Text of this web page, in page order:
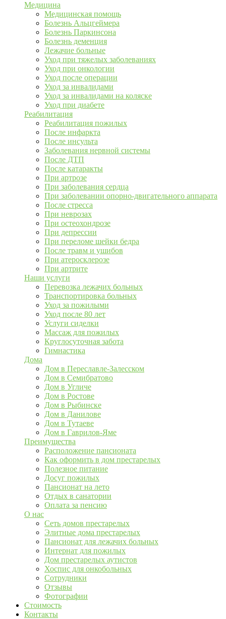
Медицина
Медицинская помощь
Болезнь Альцгеймера
Болезнь Паркинсона
Болезнь деменция
Лежачие больные
Уход при тяжелых заболеваниях
Уход при онкологии
Уход после операции
Уход за инвалидами
Уход за инвалидами на коляске
Уход при диабете
Реабилитация
Реабилитация пожилых
После инфаркта
После инсульта
Заболевания нервной системы
После ДТП
После катаракты
При артрозе
При заболевания сердца
При заболевании опорно-двигательного аппарата
После стресса
При неврозах
При остеохондрозе
При депрессии
При переломе шейки бедра
После травм и ушибов
При атеросклерозе
При артрите
Наши услуги
Перевозка лежачих больных
Транспортировка больных
Уход за пожилыми
Уход после 80 лет
Услуги сиделки
Массаж для пожилых
Круглосуточная забота
Гимнастика
Дома
Дом в Переславле-Залесском
Дом в Семибратово
Дом в Угличе
Дом в Ростове
Дом в Рыбинске
Дом в Данилове
Дом в Тутаеве
Дом в Гаврилов-Яме
Преимущества
Расположение пансионата
Как оформить в дом престарелых
Полезное питание
Досуг пожилых
Пансионат на лето
Отдых в санатории
Оплата за пенсию
О нас
Сеть домов престарелых
Элитные дома престарелых
Пансионат для лежачих больных
Интернат для пожилых
Дом престарелых аутистов
Хоспис для онкобольных
Сотрудники
Отзывы
Фотографии
Стоимость
Контакты